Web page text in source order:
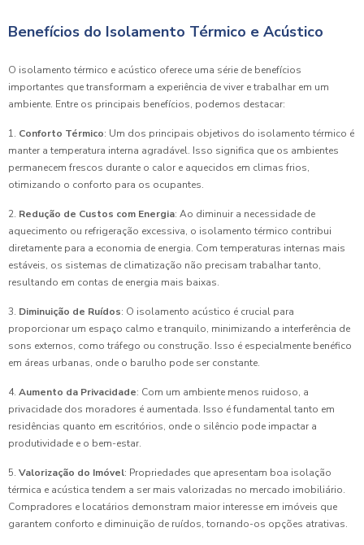
Benefícios do Isolamento Térmico e Acústico
O isolamento térmico e acústico oferece uma série de benefícios
importantes que transformam a experiência de viver e trabalhar em um
ambiente. Entre os principais benefícios, podemos destacar:
1. Conforto Térmico: Um dos principais objetivos do isolamento térmico é
manter a temperatura interna agradável. Isso significa que os ambientes
permanecem frescos durante o calor e aquecidos em climas frios,
otimizando o conforto para os ocupantes.
2. Redução de Custos com Energia: Ao diminuir a necessidade de
aquecimento ou refrigeração excessiva, o isolamento térmico contribui
diretamente para a economia de energia. Com temperaturas internas mais
estáveis, os sistemas de climatização não precisam trabalhar tanto,
resultando em contas de energia mais baixas.
3. Diminuição de Ruídos: O isolamento acústico é crucial para
proporcionar um espaço calmo e tranquilo, minimizando a interferência de
sons externos, como tráfego ou construção. Isso é especialmente benéfico
em áreas urbanas, onde o barulho pode ser constante.
4. Aumento da Privacidade: Com um ambiente menos ruidoso, a
privacidade dos moradores é aumentada. Isso é fundamental tanto em
residências quanto em escritórios, onde o silêncio pode impactar a
produtividade e o bem-estar.
5. Valorização do Imóvel: Propriedades que apresentam boa isolação
térmica e acústica tendem a ser mais valorizadas no mercado imobiliário.
Compradores e locatários demonstram maior interesse em imóveis que
garantem conforto e diminuição de ruídos, tornando-os opções atrativas.